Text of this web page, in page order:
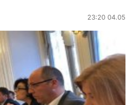
23:20 04.05